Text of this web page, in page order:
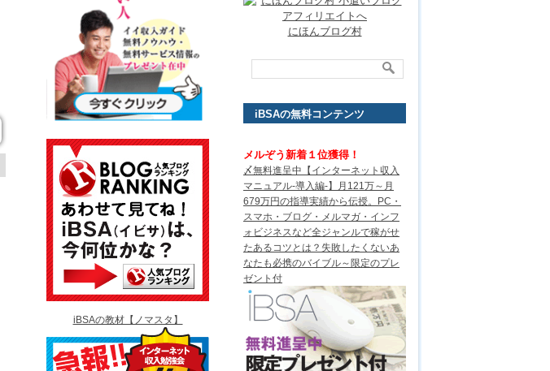
iBSAの教材【ノマスタ】
にほんブログ村
iBSAの無料コンテンツ
メルぞう新着１位獲得！
〆無料進呈中【インターネット収入
マニュアル-導入編-】月121万～月
679万円の指導実績から伝授。PC・
スマホ・ブログ・メルマガ・インフ
ォビジネスなど全ジャンルで稼がせ
たあるコツとは？失敗したくないあ
なたも必携のバイブル～限定のプレ
ゼント付